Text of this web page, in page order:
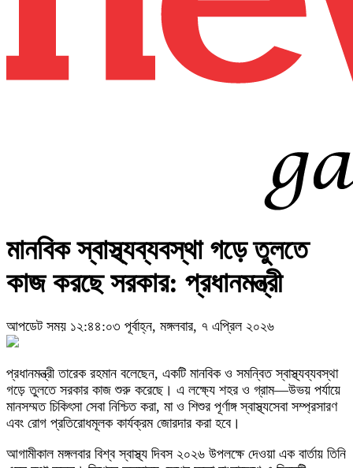
মানবিক স্বাস্থ্যব্যবস্থা গড়ে তুলতে
কাজ করছে সরকার: প্রধানমন্ত্রী
আপডেট সময় ১২:৪৪:০৩ পূর্বাহ্ন, মঙ্গলবার, ৭ এপ্রিল ২০২৬
প্রধানমন্ত্রী তারেক রহমান বলেছেন, একটি মানবিক ও সমন্বিত স্বাস্থ্যব্যবস্থা
গড়ে তুলতে সরকার কাজ শুরু করেছে। এ লক্ষ্যে শহর ও গ্রাম—উভয় পর্যায়ে
মানসম্মত চিকিৎসা সেবা নিশ্চিত করা, মা ও শিশুর পূর্ণাঙ্গ স্বাস্থ্যসেবা সম্প্রসারণ
এবং রোগ প্রতিরোধমূলক কার্যক্রম জোরদার করা হবে।
আগামীকাল মঙ্গলবার বিশ্ব স্বাস্থ্য দিবস ২০২৬ উপলক্ষে দেওয়া এক বার্তায় তিনি